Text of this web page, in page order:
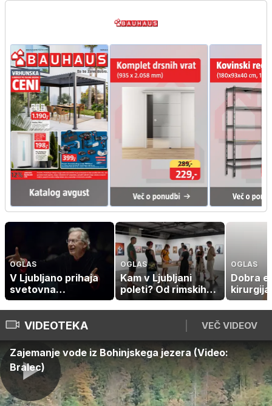
OGLAS
Dobra estetska
kirurgija ne ustvarja
filtrov, ustvarja
naravne rezultate
'Spopad' velesil z
eno žrtvijo –
prašičem
OGLAS
Konec
Office
za
2024
VIDEOTEKA VEČ VIDEOV
Zajemanje vode iz Bohinjskega jezera (Video:
Bralec)